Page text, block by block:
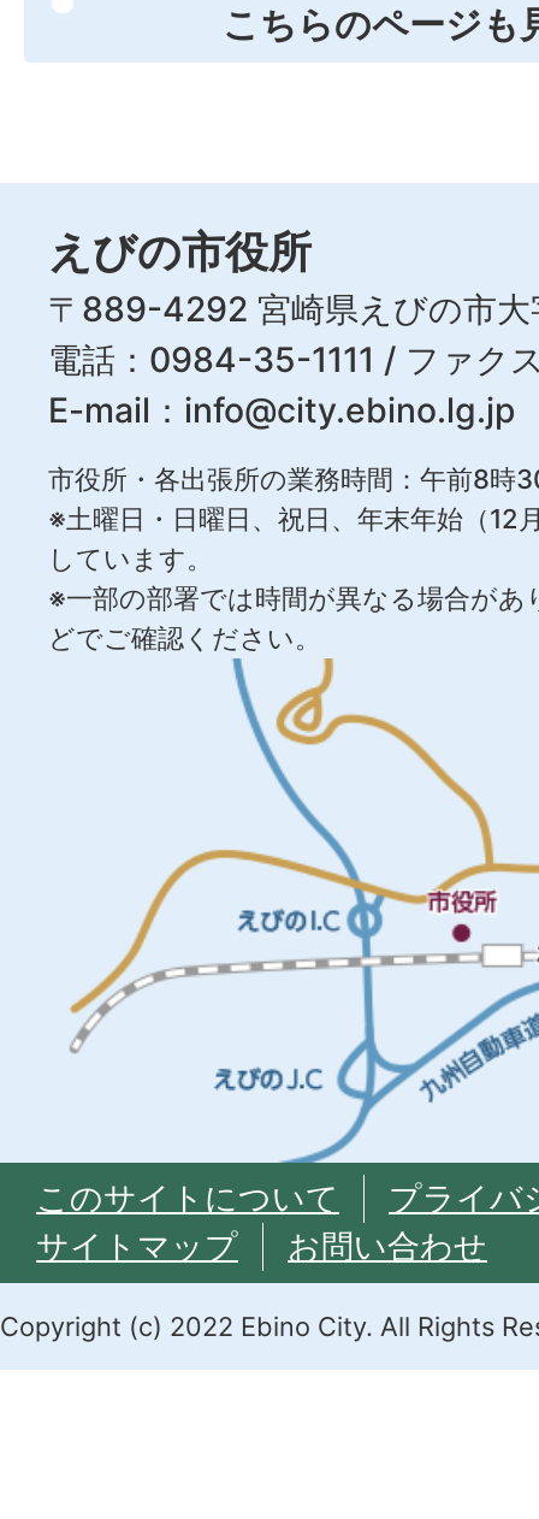
こちらのページも
えびの市役所
〒889-4292 宮崎県えびの市大
電話：0984-35-1111 / ファ
E-mail： info@city.ebino.lg.jp
市役所・各出張所の業務時間：午前8時
※土曜日・日曜日、祝日、年末年始（12
しています。
※一部の部署では時間が異なる場合が
どでご確認ください。
このサイトについて
プライバ
サイトマップ
お問い合わせ
Copyright (c) 2022 Ebino City. All Rights